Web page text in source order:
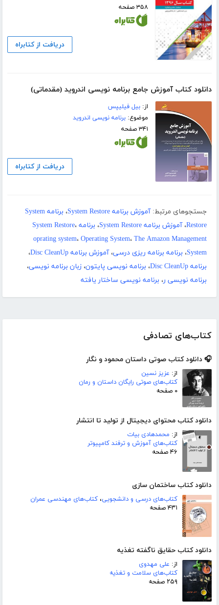
کتاب‌های تصادفی
🎧 دانلود کتاب صوتی داستان محمود و نگار
از: عزیز نسین
کتاب‌های صوتی رایگان داستان و رمان
۰ صفحه
دانلود کتاب محتوای دیجیتال از تولید تا انتشار
از: محمدهادی بیات
کتاب‌های آموزش و ترفند کامپیوتر
۴۶ صفحه
دانلود کتاب ساختمان سازی
کتاب‌های درسی و دانشجویی، کتاب‌های مهندسی عمران
۴۳۱ صفحه
دانلود کتاب حقایق ناگفته تغذیه
از: علی مهدوی
کتاب‌های سلامت و تغذیه
۲۵۹ صفحه
۳۵۸ صفحه
دریافت از کتابراه
دانلود کتاب آموزش جامع برنامه نویسی اندروید (مقدماتی)
از:بیل فیلیپس
موضوع:برنامه نویسی اندروید
۳۴۱ صفحه
دریافت از کتابراه
جستجوهای مرتبط: آموزش برنامه System Restore ،
برنامه System
Restore،آموزش برنامه System Restore ، برنامه System Restore ،
oprating system، Operating System، The Amazon Management
System، برنامه برنامه ریزی درسی،آموزش برنامه Disc CleanUp
،
برنامه Disc CleanUp
، برنامه نویسی پایتون، زبان برنامه نویسی،
برنامه نویسی ر، برنامه نویسی ساختار یافته